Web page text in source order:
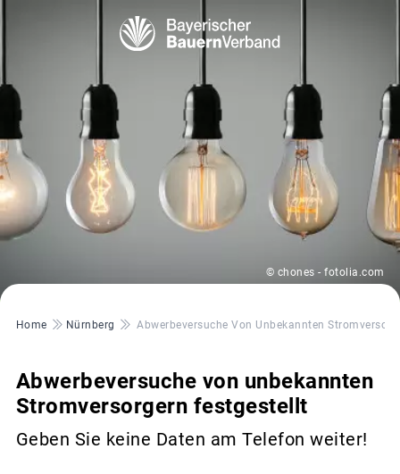
© chones - fotolia.com
Pfadnavigation
Home Nürnberg Abwerbeversuche Von Unbekannten
Abwerbeversuche von unbekannten
Stromversorgern festgestellt
Geben Sie keine Daten am Telefon weiter!